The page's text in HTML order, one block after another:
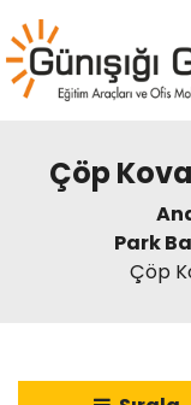
Çöp
Park
Çöp